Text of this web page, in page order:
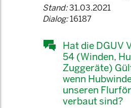
Stand:31.03.2021
Dialog:16187
Hat die DGUV
54 (Winden,
Zuggeräte)
wenn
unseren
verbaut sind?